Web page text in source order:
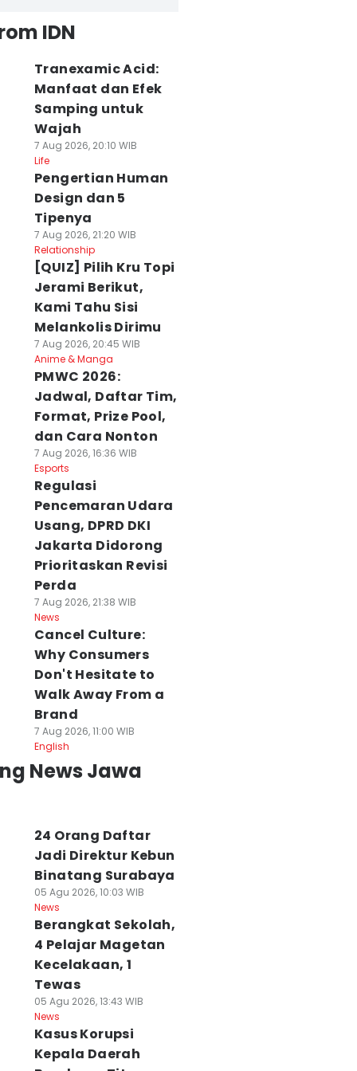
IDN
Tranexamic Acid:
Manfaat dan Efek
Samping untuk
Wajah
7 Aug 2026, 20:10 WIB
Life
Pengertian Human
Design dan 5
Tipenya
7 Aug 2026, 21:20 WIB
Relationship
[QUIZ] Pilih Kru Topi
Jerami Berikut,
Kami Tahu Sisi
Melankolis Dirimu
7 Aug 2026, 20:45 WIB
Anime & Manga
PMWC 2026:
Jadwal, Daftar Tim,
Format, Prize Pool,
dan Cara Nonton
7 Aug 2026, 16:36 WIB
Esports
Regulasi
Pencemaran Udara
Usang, DPRD DKI
Jakarta Didorong
Prioritaskan Revisi
Perda
7 Aug 2026, 21:38 WIB
News
Cancel Culture:
Why Consumers
Don't Hesitate to
Walk Away From a
Brand
7 Aug 2026, 11:00 WIB
English
News Jawa
24 Orang Daftar
Jadi Direktur Kebun
Binatang Surabaya
05 Agu 2026, 10:03 WIB
News
Berangkat Sekolah,
4 Pelajar Magetan
Kecelakaan, 1
Tewas
05 Agu 2026, 13:43 WIB
News
Kasus Korupsi
Kepala Daerah